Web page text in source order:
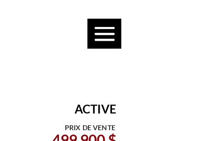
ACTIVE
PRIX DE VENTE